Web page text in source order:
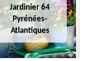
Jardinier 64
Pyrénées-
Atlantiques